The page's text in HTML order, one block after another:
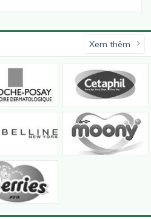
Xem thêm